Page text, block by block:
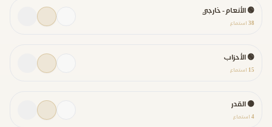
🟢 الأنعام - خارجي
38 استماع
🟢 الأحزاب
15 استماع
🟡 القدر
4 استماع